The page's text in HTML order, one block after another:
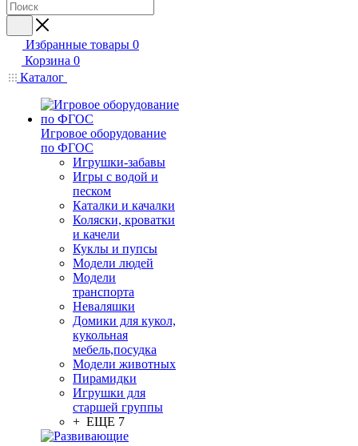
Избранные товары 0
Корзина 0
Каталог
Игровое оборудование
по ФГОС
Игрушки-забавы
Игры с водой и
песком
Каталки и качалки
Коляски, кроватки
и качели
Куклы и пупсы
Модели людей
Модели
транспорта
Неваляшки
Домики для кукол,
кукольная
мебель,посудка
Модели животных
Пирамидки
Игрушки для
старшей группы
+ ЕЩЕ 7